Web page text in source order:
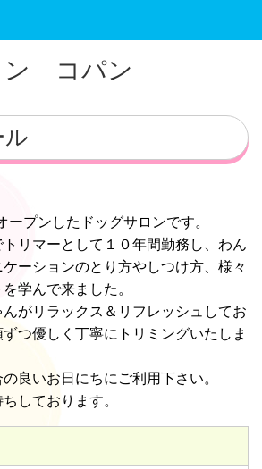
ン コパン
ル
プンしたドッグサロンです。
リマーとして１０年間勤務し、わん
ーションのとり方やしつけ方、様々
学んで来ました。
がリラックス＆リフレッシュしてお
ずつ優しく丁寧にトリミングいたしま
良いお日にちにご利用下さい。
しております。